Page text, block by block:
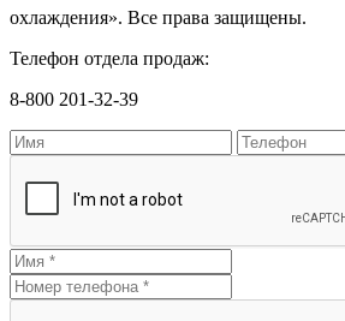
охлаждения». Все права защищены.
Телефон отдела продаж:
8-800 201-32-39